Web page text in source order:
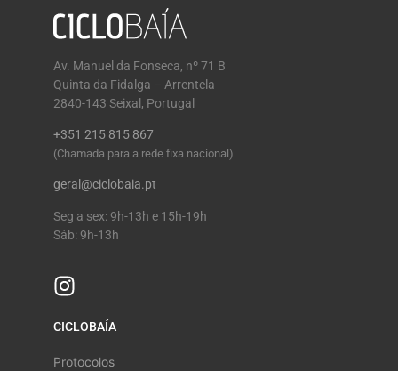
Av. Manuel da Fonseca, nº 71 B
Quinta da Fidalga – Arrentela
2840-143 Seixal, Portugal
+351 215 815 867
(Chamada para a rede fixa nacional)
geral@ciclobaia.pt
Seg a sex: 9h-13h e 15h-19h
Sáb: 9h-13h
CICLOBAÍA
Protocolos